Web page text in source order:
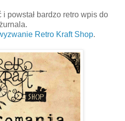
i powstał bardzo retro wpis do
żurnala.
Retro Kraft Shop.